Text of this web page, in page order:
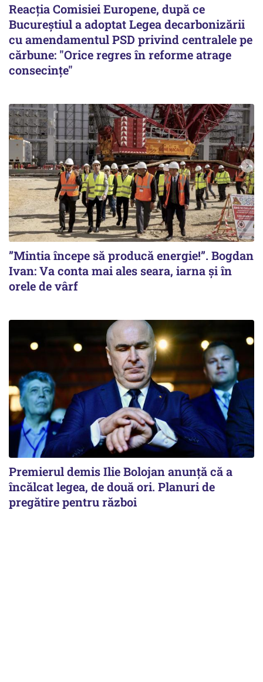
Reacția Comisiei Europene, după ce
Bucureștiul a adoptat Legea decarbonizării
cu amendamentul PSD privind centralele pe
cărbune: "Orice regres în reforme atrage
consecințe"
”Mintia începe să producă energie!”. Bogdan
Ivan: Va conta mai ales seara, iarna și în
orele de vârf
Premierul demis Ilie Bolojan anunță că a
încălcat legea, de două ori. Planuri de
pregătire pentru război